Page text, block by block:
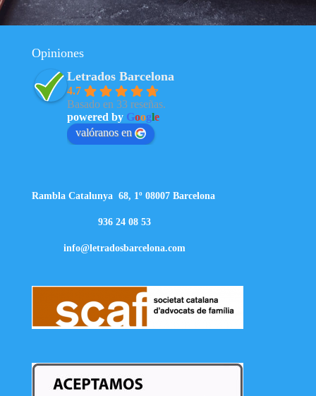
Opiniones
Letrados Barcelona
4.7
Basado en 33 reseñas.
powered by Google
valóranos en
Rambla Catalunya 68, 1º 08007 Barcelona
936 24 08 53
info@letradosbarcelona.com